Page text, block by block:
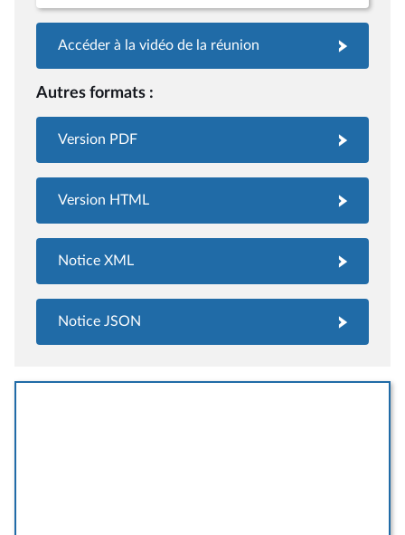
Accéder à la vidéo de la réunion
Autres formats :
Version PDF
Version HTML
Notice XML
Notice JSON